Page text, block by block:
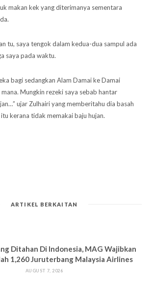
makan kek yang diterimanya sementara
tu, saya tengok dalam kedua-dua sampul ada
saya pada waktu.
bagi sedangkan Alam Damai ke Damai
Mungkin rezeki saya sebab hantar
ujar Zulhairi yang memberitahu dia basah
kerana tidak memakai baju hujan.
ARTIKEL BERKAITAN
Ditahan Di Indonesia, MAG Wajibkan
1,260 Juruterbang Malaysia Airlines
AUGUST 7, 2026